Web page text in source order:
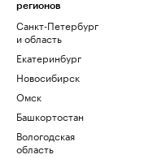
регионов
Санкт-Петербург
и область
Екатеринбург
Новосибирск
Омск
Башкортостан
Вологодская
область